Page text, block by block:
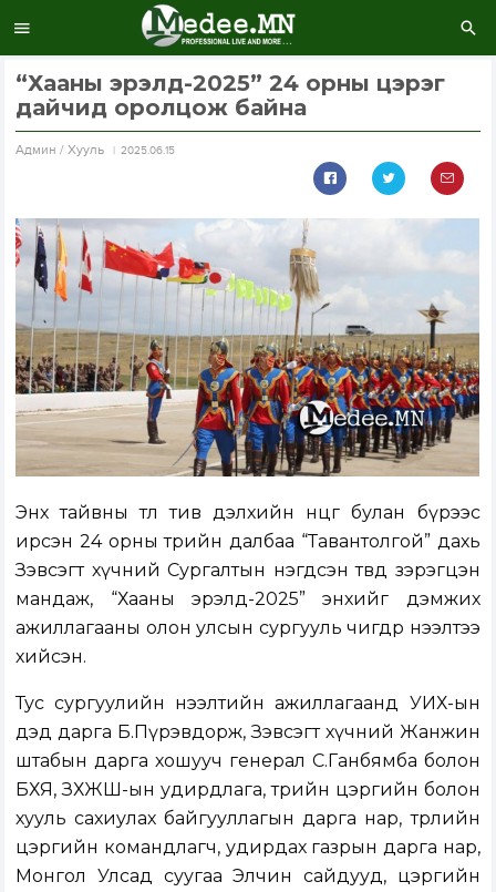
“Хааны эрэлд-2025” 24 орны цэрэг
дайчид оролцож байна
Aдмин / Хууль 2025.06.15
Энх тайвны төлөө тив дэлхийн өнцөг булан бүрээс
ирсэн 24 орны төрийн далбаа “Тавантолгой” дахь
Зэвсэгт хүчний Сургалтын нэгдсэн төвд зэрэгцэн
мандаж, “Хааны эрэлд-2025” энхийг дэмжих
ажиллагааны олон улсын сургууль өчигдөр нээлтээ
хийсэн.
Тус сургуулийн нээлтийн ажиллагаанд УИХ-ын
дэд дарга Б.Пүрэвдорж, Зэвсэгт хүчний Жанжин
штабын дарга хошууч генерал С.Ганбямба болон
БХЯ, ЗХЖШ-ын удирдлага, төрийн цэргийн болон
хууль сахиулах байгууллагын дарга нар, төрлийн
цэргийн командлагч, удирдах газрын дарга нар,
Монгол Улсад суугаа Элчин сайдууд, цэргийн